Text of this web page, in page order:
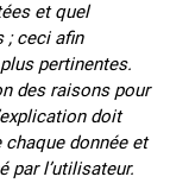
et quel
; ceci afin
pertinentes.
des raisons pour
doit
donnée et
par l’utilisateur.